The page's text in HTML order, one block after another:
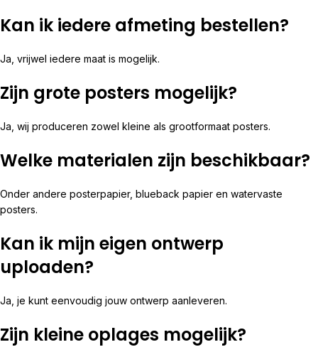
Kan ik iedere afmeting bestellen?
Ja, vrijwel iedere maat is mogelijk.
Zijn grote posters mogelijk?
Ja, wij produceren zowel kleine als grootformaat posters.
Welke materialen zijn beschikbaar?
Onder andere posterpapier, blueback papier en watervaste
posters.
Kan ik mijn eigen ontwerp
uploaden?
Ja, je kunt eenvoudig jouw ontwerp aanleveren.
Zijn kleine oplages mogelijk?